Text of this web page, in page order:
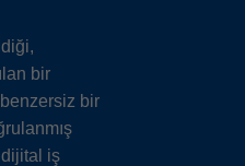
bir
bir
iş